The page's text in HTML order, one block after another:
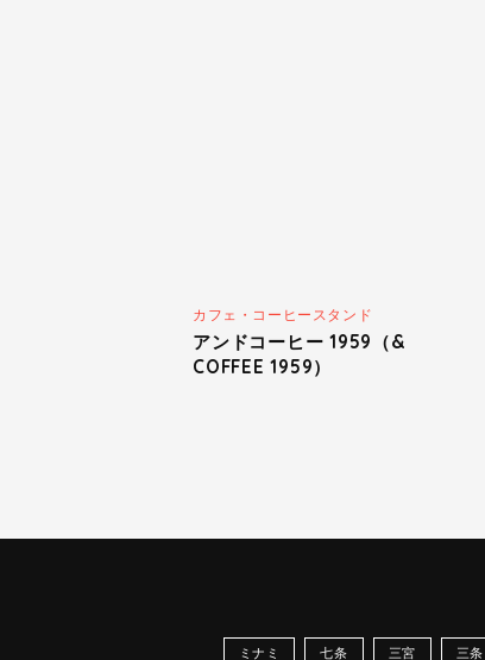
カフェ・コーヒースタンド
アンドコーヒー 1959（&
COFFEE 1959）
ミナミ 七条 三宮 三条